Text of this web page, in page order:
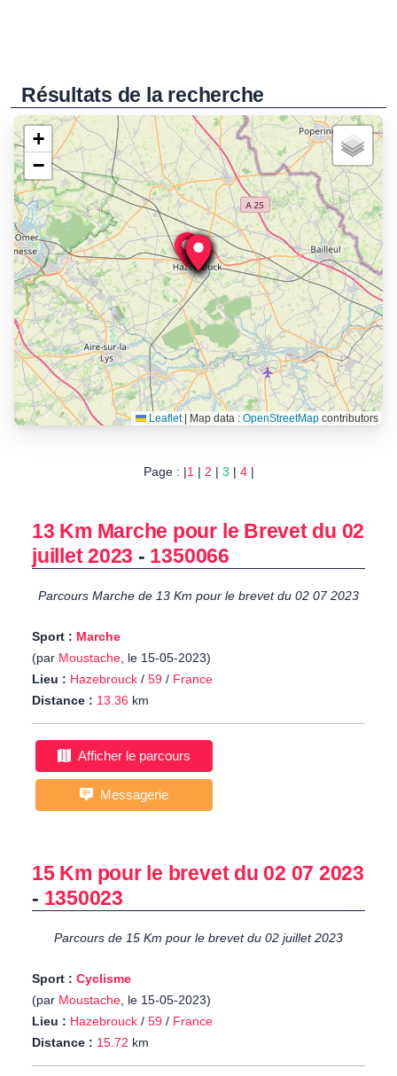
Résultats de la recherche
+
−
Leaflet Map data : OpenStreetMapcontributors
Page : |1| 2 | 3 | 4|
13 Km Marche pour le Brevet du 02
juillet 2023 - 1350066
Parcours Marche de 13 Km pour le brevet du 02 07 2023
Sport : Marche
(par Moustache, le 15-05-2023)
Lieu : Hazebrouck / 59 / France
Distance : 13.36 km
Afficher le parcours
Messagerie
15 Km pour le brevet du 02 07 2023
- 1350023
Parcours de 15 Km pour le brevet du 02 juillet 2023
Sport : Cyclisme
(par Moustache, le 15-05-2023)
Lieu : Hazebrouck / 59 / France
Distance : 15.72 km